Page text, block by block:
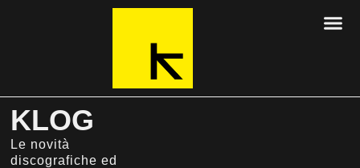
KLOG
Le novità
discografiche ed